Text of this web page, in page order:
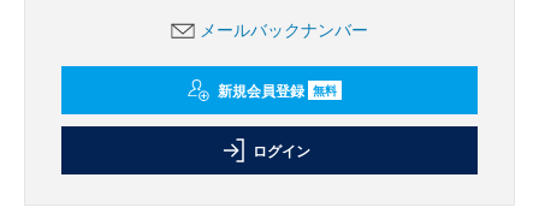
メールバックナンバー
新規会員登録 無料
ログイン